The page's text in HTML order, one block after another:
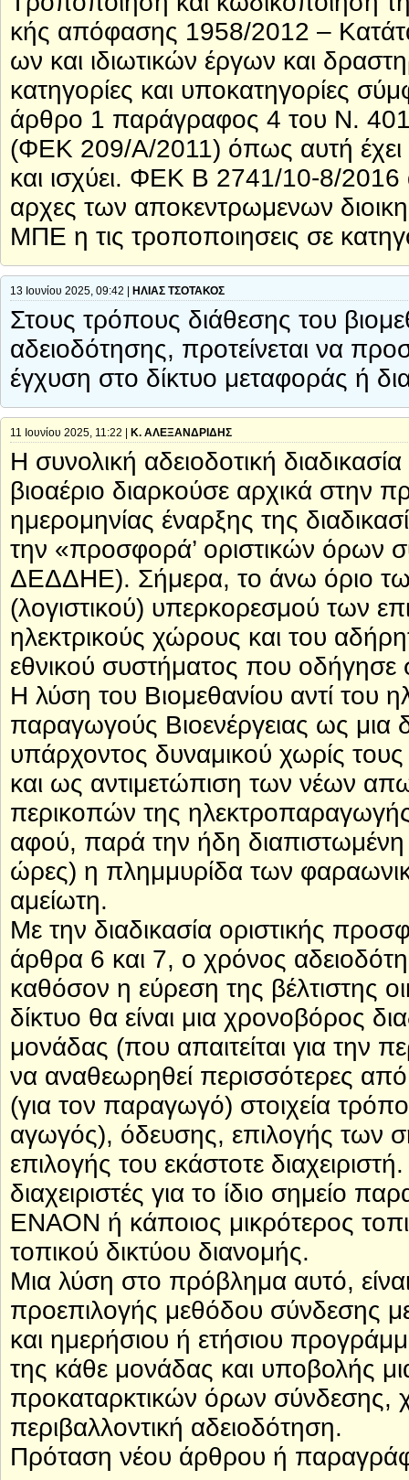
κής απόφασης 1958/2012 –
ων και ιδιωτικών έργων και
κατηγορίες και υποκατηγορίες
άρθρο 1 παράγραφος 4 του Ν.
(ΦΕΚ 209/Α/2011) όπως αυτή έχει
και ισχύει. ΦΕΚ Β 2741/10-8/2016
αρχες των αποκεντρωμενων
ΜΠΕ η τις τροποποιησεις σε
13 Ιουνίου 2025, 09:42 | ΗΛΙΑΣ ΤΣΟΤΑΚΟΣ
Στους τρόπους διάθεσης του
αδειοδότησης, προτείνεται να
έγχυση στο δίκτυο μεταφοράς ή
11 Ιουνίου 2025, 11:22 | Κ. ΑΛΕΞΑΝΔΡΙΔΗΣ
Η συνολική αδειοδοτική
βιοαέριο διαρκούσε αρχικά στην
ημερομηνίας έναρξης της
την «προσφορά’ οριστικών όρων
ΔΕΔΔΗΕ). Σήμερα, το άνω όριο
(λογιστικού) υπερκορεσμού των
ηλεκτρικούς χώρους και του
εθνικού συστήματος που οδήγησε
Η λύση του Βιομεθανίου αντί του
παραγωγούς Βιοενέργειας ως μια
υπάρχοντος δυναμικού χωρίς
και ως αντιμετώπιση των νέων
περικοπών της ηλεκτροπαραγωγής
αφού, παρά την ήδη διαπιστωμένη
ώρες) η πλημμυρίδα των
αμείωτη.
Με την διαδικασία οριστικής
άρθρα 6 και 7, ο χρόνος
καθόσον η εύρεση της βέλτιστης
δίκτυο θα είναι μια χρονοβόρος
μονάδας (που απαιτείται για την
να αναθεωρηθεί περισσότερες
(για τον παραγωγό) στοιχεία
αγωγός), όδευσης, επιλογής των
επιλογής του εκάστοτε
διαχειριστές για το ίδιο σημείο
ΕΝΑΟΝ ή κάποιος μικρότερος
τοπικού δικτύου διανομής.
Μια λύση στο πρόβλημα αυτό,
προεπιλογής μεθόδου σύνδεσης
και ημερήσιου ή ετήσιου
της κάθε μονάδας και υποβολής
προκαταρκτικών όρων σύνδεσης,
περιβαλλοντική αδειοδότηση.
Πρόταση νέου άρθρου ή